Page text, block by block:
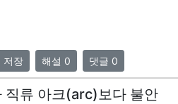
저장 해설 0 댓글 0
직류 아크(arc)보다 불안